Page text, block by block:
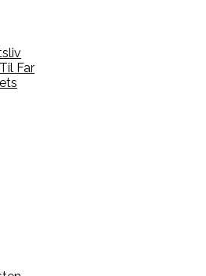
Far